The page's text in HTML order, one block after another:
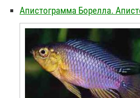
Апистограмма Борелла.